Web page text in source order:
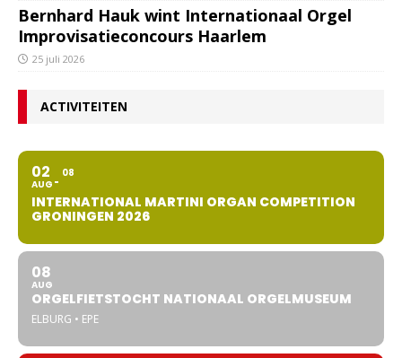
Bernhard Hauk wint Internationaal Orgel
Improvisatieconcours Haarlem
25 juli 2026
ACTIVITEITEN
02
AUG
08
INTERNATIONAL MARTINI ORGAN COMPETITION
GRONINGEN 2026
08
AUG
ORGELFIETSTOCHT NATIONAAL ORGELMUSEUM
ELBURG • EPE